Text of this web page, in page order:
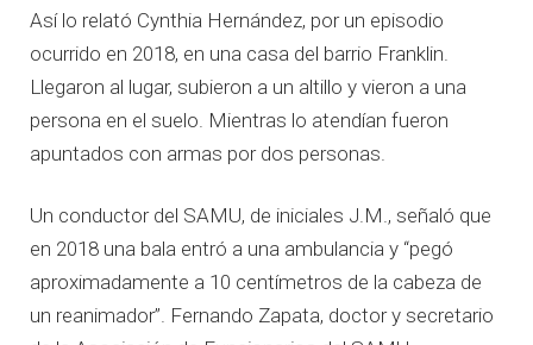
Así lo relató Cynthia Hernández, por un episodio
ocurrido en 2018, en una casa del barrio Franklin.
Llegaron al lugar, subieron a un altillo y vieron a una
persona en el suelo. Mientras lo atendían fueron
apuntados con armas por dos personas.
Un conductor del SAMU, de iniciales J.M., señaló que
en 2018 una bala entró a una ambulancia y “pegó
aproximadamente a 10 centímetros de la cabeza de
un reanimador”. Fernando Zapata, doctor y secretario